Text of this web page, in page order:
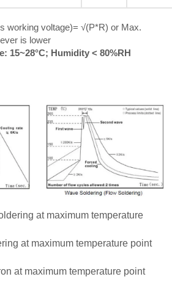
working voltage)= √(P*R) or Max.
is lower
15~28°C; Humidity < 80%RH
at maximum temperature
at maximum temperature point
at maximum temperature point